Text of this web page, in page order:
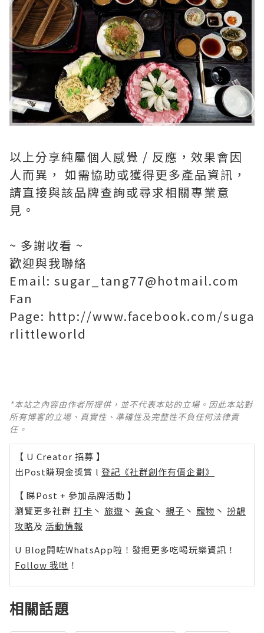
以上分享純屬個人感覺 / 反應，效果會因
人而異， 如需協助或獲得更多產品資訊，
請直接與該品牌查詢或尋求相關專業意
見。
~ 多謝收看 ~
歡迎與我聯絡
Email: sugar_tang77@hotmail.com
Fan
Page: http://www.facebook.com/suga
rlittleworld
*本站之內容由作者所提供，並不代表本站的立場。因此本站對
所有博客的立場、真實性、準確性及完整性不負任何法律責
任。
【 U Creator 招募 】
出Post賺現金獎賞 l 登記《社群創作有價企劃》
【 睇Post + 參加品牌活動 】
瀏覽更多社群 打卡 丶 旅遊 丶 美食 丶 親子 丶 寵物 丶 扮靚
攻略及 活動情報
U Blog開咗WhatsApp啦！發掘更多吃喝玩樂資訊！
Follow 我哋 ！
相關話題